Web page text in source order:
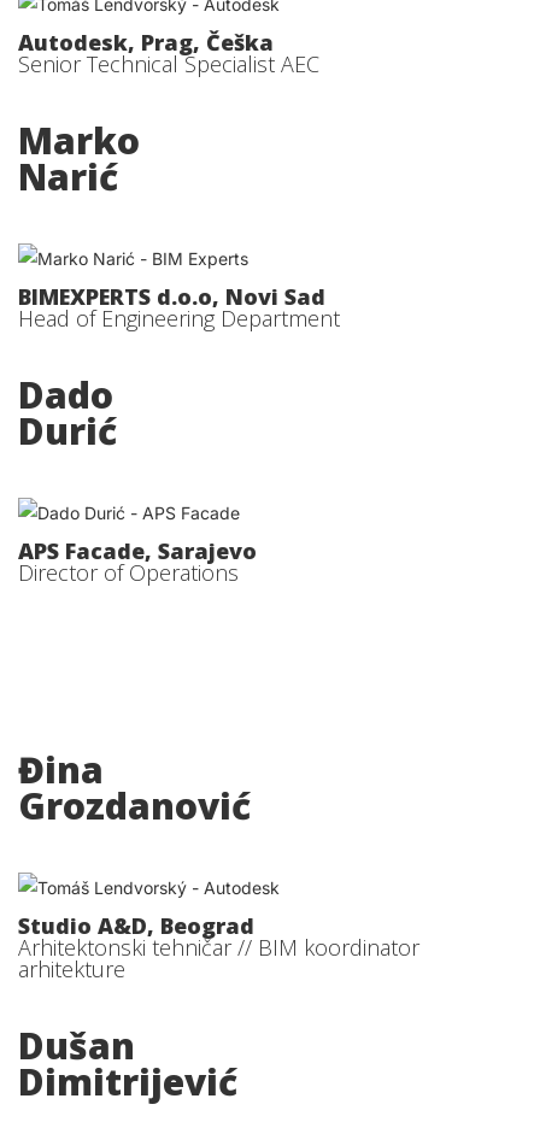
Autodesk, Prag, Češka
Senior Technical Specialist AEC
Marko
Narić
BIMEXPERTS d.o.o, Novi Sad
Head of Engineering Department
Dado
Durić
APS Facade, Sarajevo
Director of Operations
Đina
Grozdanović
Studio A&D, Beograd
Arhitektonski tehničar // BIM koordinator
arhitekture
Dušan
Dimitrijević